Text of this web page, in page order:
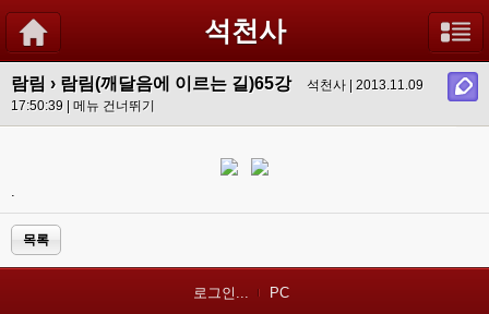
석천사
람림 › 람림(깨달음에 이르는 길)65강
석천사 | 2013.11.09
17:50:39 | 메뉴 건너뛰기
.
목록
로그인... PC